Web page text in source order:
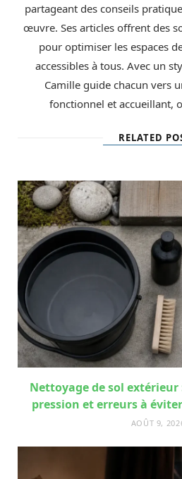
partageant des conseils
œuvre. Ses articles offrent des
pour optimiser les espaces
accessibles à tous. Avec un
Camille guide chacun vers
fonctionnel et accueillant,
RELATED
Nettoyage de sol
pression et erreurs à
AOÛT 9,